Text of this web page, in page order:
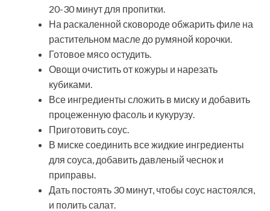
20-30 минут для пропитки.
На раскаленной сковороде обжарить филе на
растительном масле до румяной корочки.
Готовое мясо остудить.
Овощи очистить от кожуры и нарезать
кубиками.
Все ингредиенты сложить в миску и добавить
процеженную фасоль и кукурузу.
Приготовить соус.
В миске соединить все жидкие ингредиенты
для соуса, добавить давленый чеснок и
приправы.
Дать постоять 30 минут, чтобы соус настоялся,
и полить салат.